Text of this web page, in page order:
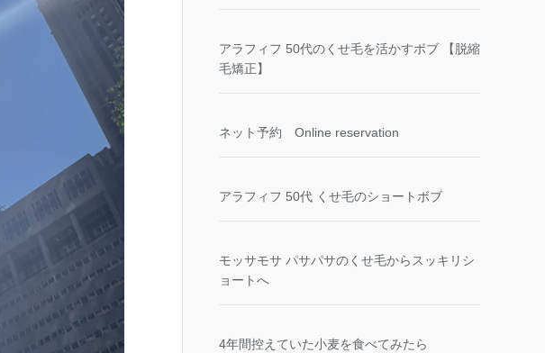
アラフィフ 50代のくせ毛を活かすボブ 【脱縮
毛矯正】
ネット予約 Online reservation
アラフィフ 50代 くせ毛のショートボブ
モッサモサ パサパサのくせ毛からスッキリシ
ョートへ
4年間控えていた小麦を食べてみたら